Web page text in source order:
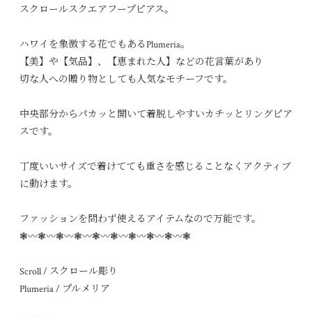
スクロールスクエアフープピアス。
ハワイを象徴する花でもあるPlumeria。
【美】や【気品】、【恵まれた人】などの花言葉があり
切な人への贈り物としても人気なモチーフです。
中央部分からパカッと開いて着脱しやすいカチッとリングピア
スです。
丁度いいサイズで着けてても重さを感じることなくアクティブ
に動けます。
ファッションを問わず使えるアイテムなので万能です。
❃〰︎❃〰︎❃〰︎❃〰︎❃〰︎❃〰︎❃〰︎❃〰︎❃〰︎❃
Scroll / スクロール彫り
Plumeria / プルメリア